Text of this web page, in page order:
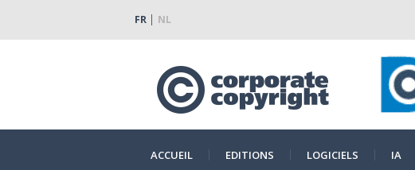
FR NL
ACCUEIL EDITIONS LOGICIELS IA